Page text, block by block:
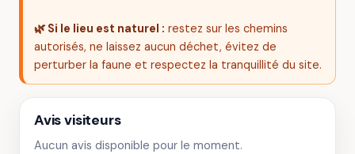
🌿 Si le lieu est naturel : restez sur les chemins
autorisés, ne laissez aucun déchet, évitez de
perturber la faune et respectez la tranquillité du site.
Avis visiteurs
Aucun avis disponible pour le moment.